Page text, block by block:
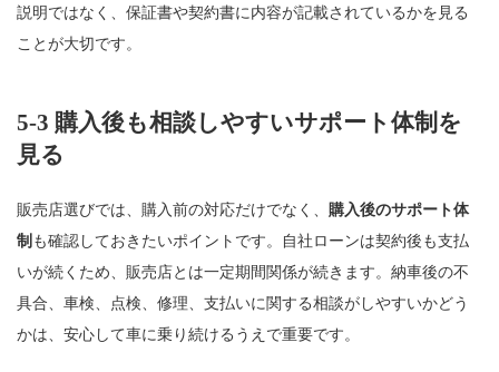
説明ではなく、保証書や契約書に内容が記載されているかを見る
ことが大切です。
5-3 購入後も相談しやすいサポート体制を
見る
販売店選びでは、購入前の対応だけでなく、
購入後のサポート体
制 も確認しておきたいポイントです。自社ローンは契約後も支払
いが続くため、販売店とは一定期間関係が続きます。納車後の不
具合、車検、点検、修理、支払いに関する相談がしやすいかどう
かは、安心して車に乗り続けるうえで重要です。